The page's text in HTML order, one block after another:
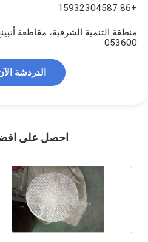
+86 15932304587
منطقة التنمية الشرقية، مقاطعة
053600
الدردشة
احصل على